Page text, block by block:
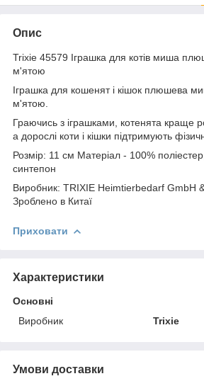
Опис
Trixie 45579 Іграшка для котів миша
м'ятою
Іграшка для кошенят і кішок плюшева
м'ятою.
Граючись з іграшками, котенята краще
а дорослі коти і кішки підтримують
Розмір: 11 см Матеріал - 100%
синтепон
Виробник: TRIXIE Heimtierbedarf GmbH
Зроблено в Китаї
Приховати
Характеристики
Основні
Виробник
Trixie
Умови доставки